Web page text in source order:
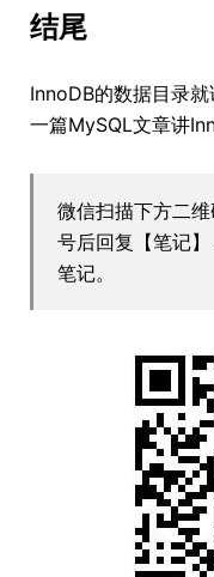
结尾
InnoDB的数据目录
一篇MySQL文章讲
微信扫描下方二
号后回复【笔记
笔记。